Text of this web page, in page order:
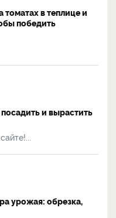
в теплице и
победить
и вырастить
урожая: обрезка,